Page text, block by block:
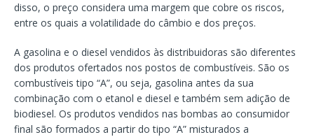
disso, o preço considera uma margem que cobre os riscos,
entre os quais a volatilidade do câmbio e dos preços.
A gasolina e o diesel vendidos às distribuidoras são diferentes
dos produtos ofertados nos postos de combustíveis. São os
combustíveis tipo “A”, ou seja, gasolina antes da sua
combinação com o etanol e diesel e também sem adição de
biodiesel. Os produtos vendidos nas bombas ao consumidor
final são formados a partir do tipo “A” misturados a